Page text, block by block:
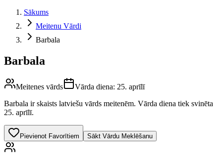
Sākums
Meitenu Vārdi
Barbala
Barbala
Meitenes vārds Vārda diena: 25. aprīlī
Barbala ir skaists latviešu vārds meitenēm. Vārda diena tiek svinēta
25. aprīlī.
Pievienot Favorītiem Sākt Vārdu Meklēšanu